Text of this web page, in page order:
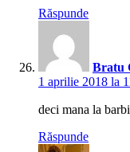
Răspunde
Bratu
1 aprilie 2018 la
deci mana la
Răspunde